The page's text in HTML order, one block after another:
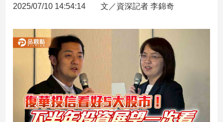
新
產
經/
2025/07/10 14:54:14 文／資深記者 李錦奇